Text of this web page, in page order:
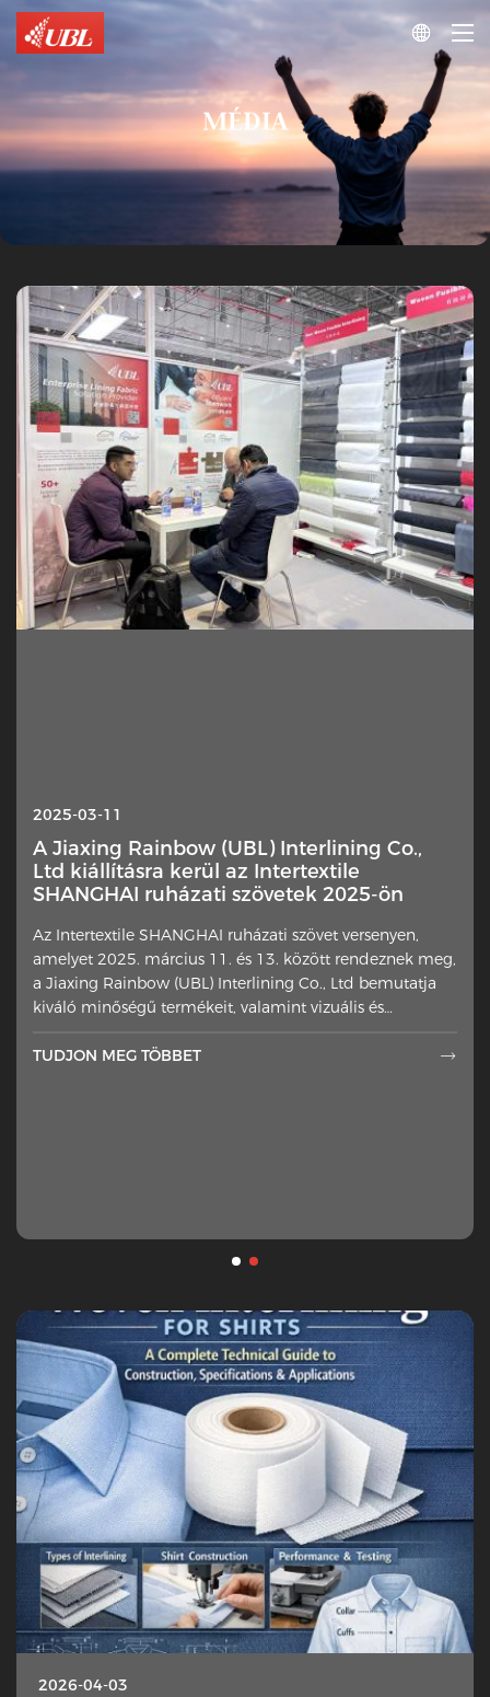

MÉDIA
2025-10-13
Interlin — Miért került hirtelen ez a rejtett
réteg a reflektorfénybe?
tervezők, otthoni varrósok és iparági kommentátorok
körében. Az extra anyagréteg, amit a külső anyagok rossz
oldalára helyeztek
2025-03-11
A Jiaxing Rainbow (UBL) Interlining Co.,
Ltd kiállításra kerül az Intertextile
SHANGHAI ruházati szövetek 2025-ön
Az Intertextile SHANGHAI ruházati szövet versenyen,
amelyet 2025. március 11. és 13. között rendeznek meg,
a Jiaxing Rainbow (UBL) Interlining Co., Ltd bemutatja
kiváló minőségű termékeit, valamint vizuális és
TUDJON MEG TÖBBET

2026-04-03